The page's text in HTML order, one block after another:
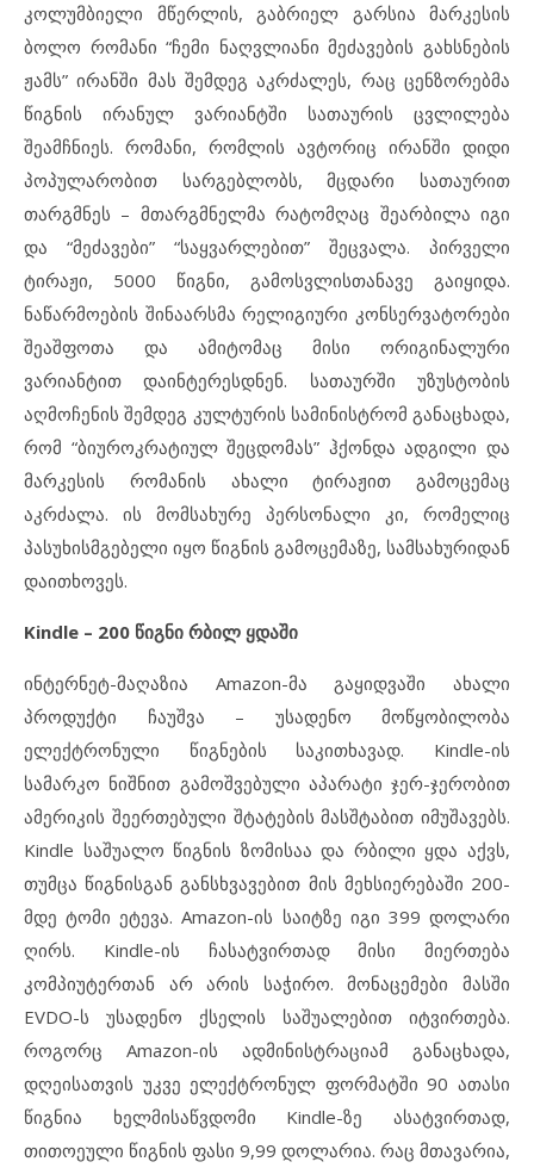
კოლუმბიელი მწერლის, გაბრიელ გარსია მარკესის
ბოლო რომანი “ჩემი ნაღვლიანი მეძავების გახსნების
ჟამს” ირანში მას შემდეგ აკრძალეს, რაც ცენზორებმა
წიგნის ირანულ ვარიანტში სათაურის ცვლილება
შეამჩნიეს. რომანი, რომლის ავტორიც ირანში დიდი
პოპულარობით სარგებლობს, მცდარი სათაურით
თარგმნეს – მთარგმნელმა რატომღაც შეარბილა იგი
და “მეძავები” “საყვარლებით” შეცვალა. პირველი
ტირაჟი, 5000 წიგნი, გამოსვლისთანავე გაიყიდა.
ნაწარმოების შინაარსმა რელიგიური კონსერვატორები
შეაშფოთა და ამიტომაც მისი ორიგინალური
ვარიანტით დაინტერესდნენ. სათაურში უზუსტობის
აღმოჩენის შემდეგ კულტურის სამინისტრომ განაცხადა,
რომ “ბიუროკრატიულ შეცდომას” ჰქონდა ადგილი და
მარკესის რომანის ახალი ტირაჟით გამოცემაც
აკრძალა. ის მომსახურე პერსონალი კი, რომელიც
პასუხისმგებელი იყო წიგნის გამოცემაზე, სამსახურიდან
დაითხოვეს.
Kindle – 200 წიგნი რბილ ყდაში
ინტერნეტ-მაღაზია Amazon-მა გაყიდვაში ახალი
პროდუქტი ჩაუშვა – უსადენო მოწყობილობა
ელექტრონული წიგნების საკითხავად. Kindle-ის
სამარკო ნიშნით გამოშვებული აპარატი ჯერ-ჯერობით
ამერიკის შეერთებული შტატების მასშტაბით იმუშავებს.
Kindle საშუალო წიგნის ზომისაა და რბილი ყდა აქვს,
თუმცა წიგნისგან განსხვავებით მის მეხსიერებაში 200-
მდე ტომი ეტევა. Amazon-ის საიტზე იგი 399 დოლარი
ღირს. Kindle-ის ჩასატვირთად მისი მიერთება
კომპიუტერთან არ არის საჭირო. მონაცემები მასში
EVDO-ს უსადენო ქსელის საშუალებით იტვირთება.
როგორც Amazon-ის ადმინისტრაციამ განაცხადა,
დღეისათვის უკვე ელექტრონულ ფორმატში 90 ათასი
წიგნია ხელმისაწვდომი Kindle-ზე ასატვირთად,
თითოეული წიგნის ფასი 9,99 დოლარია. რაც მთავარია,